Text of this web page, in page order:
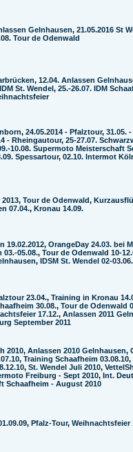
Gelnhausen, 21.05.2016 St
Tour de Odenwald
, 12.04. Anlassen
St. Wendel, 25.-26.07. IDM
, 24.05.2014 - Pfalztour, 31.05.
- Rheingautour, 25-27.07.
10.08. Supermoto Meisterschaft
Spessartour, 02.10. Intermot
, Tour de Odenwald,
07.04., Kronau 14.09.
19.02.2012, OrangeDay 24.03. bei
03.-05.08., Tour de Odenwald 10-
, IDSM St. Wendel 02-03.06.
23.04., Training in Kronau
30.08., Tour de Odenwald
17.12., Anlassen 2011
September 2011
2010, Anlassen 2010 Gelnhausen,
, Training Schaafheim 03.08.10,
, St. Wendel Juli 2010,
Freiburg - Sept 2010, Int.
Schaafheim - August 2010
, Pfalz-Tour, Weihnachtsfeier